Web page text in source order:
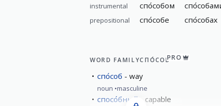
instrumental спо́собом
prepositional спо́собе спо́собах
WORD FAMILYСПО́СОБPRO
спо́соб way
noun masculine
спосо́бный capable